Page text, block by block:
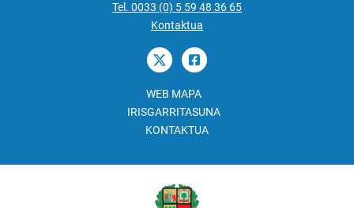
Tel. 0033 (0) 5 59 48 36 65
Kontaktua
WEB MAPA
IRISGARRITASUNA
KONTAKTUA